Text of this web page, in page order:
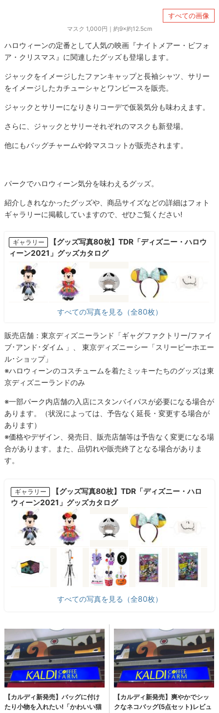
すべての画像
マスク 1,000円｜約9×約12.5cm
ハロウィーンの定番として人気の映画『ナイトメアー・ビフォ
ア・クリスマス』に関連したグッズも登場します。
ジャックをイメージしたファンキャップと長袖シャツ、サリー
をイメージしたカチューシャとワンピースを販売。
ジャックとサリーになりきりコーデで仮装気分も味わえます。
さらに、ジャックとサリーそれぞれのマスクも新登場。
他にもバッグチャームや鈴マスコットが販売されます。
パークでハロウィーン気分を味わえるグッズ。
紹介しきれなかったグッズや、商品サイズなどの詳細はフォト
ギャラリーに掲載していますので、ぜひご覧ください!
ギャラリー
【グッズ写真80枚】TDR「ディズニー・ハロウ
ィーン2021」グッズカタログ
すべての写真を見る（全80枚）
販売店舗：東京ディズニーランド「ギャグファクトリー/ファイ
ブ･アンド･ダイム 」、 東京ディズニーシー「スリーピーホエー
ル･ショップ」
※ハロウィーンのコスチュームを着たミッキーたちのグッズは東
京ディズニーランドのみ
※一部パーク内店舗の入店にスタンバイパスが必要になる場合が
あります。（状況によっては、予告なく延長・変更する場合が
あります）
※価格やデザイン、発売日、販売店舗等は予告なく変更になる場
合があります。また、品切れや販売終了となる場合がありま
す。
ギャラリー
【グッズ写真80枚】TDR「ディズニー・ハロ
ウィーン2021」グッズカタログ
すべての写真を見る（全80枚）